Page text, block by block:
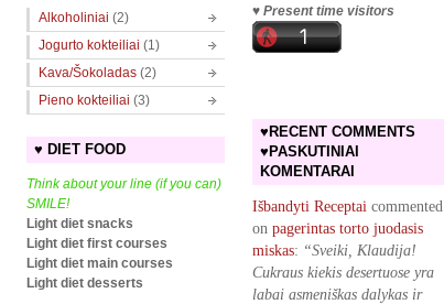
♥ Present time visitors
♥RECENT COMMENTS
♥PASKUTINIAI
KOMENTARAI
Išbandyti Receptai commented
on pagerintas torto juodasis
miskas: “Sveiki, Klaudija!
Cukraus kiekis desertuose yra
labai asmeniškas dalykas ir
Alkoholiniai (2)
Jogurto kokteiliai (1)
Kava/Šokoladas (2)
Pieno kokteiliai (3)
♥ DIET FOOD
Think about your line (if you can)
SMILE!
Light diet snacks
Light diet first courses
Light diet main courses
Light diet desserts